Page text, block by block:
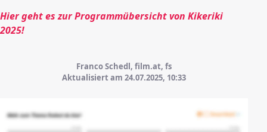
Hier geht es zur Programmübersicht von Kikeriki
2025!
Franco Schedl, film.at, fs
Aktualisiert am 24.07.2025, 10:33